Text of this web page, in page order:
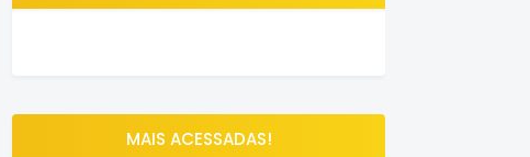
MAIS ACESSADAS!